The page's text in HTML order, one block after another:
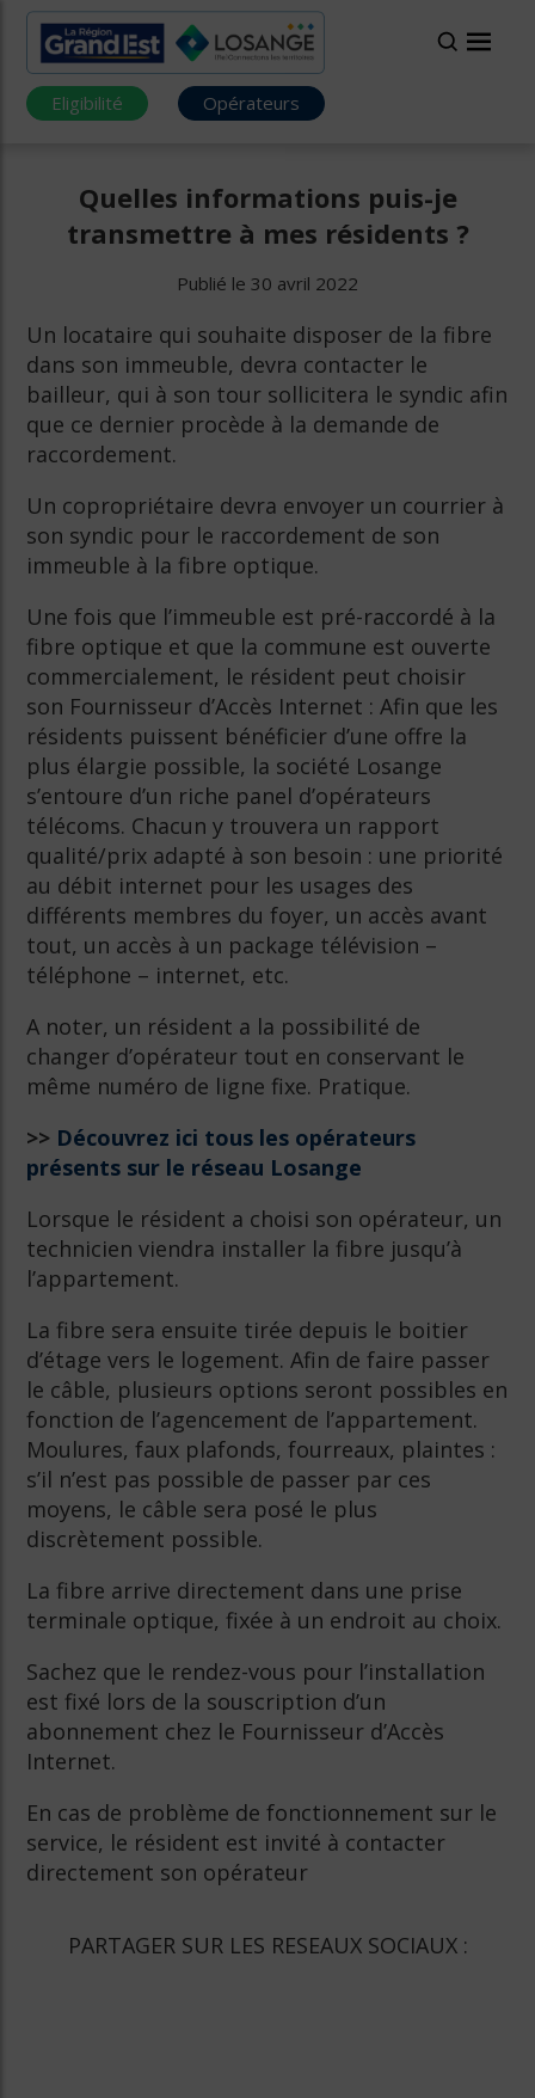
Eligibilité Opérateurs
Quelles informations puis-je
transmettre à mes résidents ?
Publié le 30 avril 2022
Un locataire qui souhaite disposer de la fibre
dans son immeuble, devra contacter le
bailleur, qui à son tour sollicitera le syndic afin
que ce dernier procède à la demande de
raccordement.
Un copropriétaire devra envoyer un courrier à
son syndic pour le raccordement de son
immeuble à la fibre optique.
Une fois que l’immeuble est pré-raccordé à la
fibre optique et que la commune est ouverte
commercialement, le résident peut choisir
son Fournisseur d’Accès Internet : Afin que les
résidents puissent bénéficier d’une offre la
plus élargie possible, la société Losange
s’entoure d’un riche panel d’opérateurs
télécoms. Chacun y trouvera un rapport
qualité/prix adapté à son besoin : une priorité
au débit internet pour les usages des
différents membres du foyer, un accès avant
tout, un accès à un package télévision –
téléphone – internet, etc.
A noter, un résident a la possibilité de
changer d’opérateur tout en conservant le
même numéro de ligne fixe. Pratique.
>> Découvrez ici tous les opérateurs
présents sur le réseau Losange
Lorsque le résident a choisi son opérateur, un
technicien viendra installer la fibre jusqu’à
l’appartement.
La fibre sera ensuite tirée depuis le boitier
d’étage vers le logement. Afin de faire passer
le câble, plusieurs options seront possibles en
fonction de l’agencement de l’appartement.
Moulures, faux plafonds, fourreaux, plaintes :
s’il n’est pas possible de passer par ces
moyens, le câble sera posé le plus
discrètement possible.
La fibre arrive directement dans une prise
terminale optique, fixée à un endroit au choix.
Sachez que le rendez-vous pour l’installation
est fixé lors de la souscription d’un
abonnement chez le Fournisseur d’Accès
Internet.
En cas de problème de fonctionnement sur le
service, le résident est invité à contacter
directement son opérateur
PARTAGER SUR LES RESEAUX SOCIAUX :